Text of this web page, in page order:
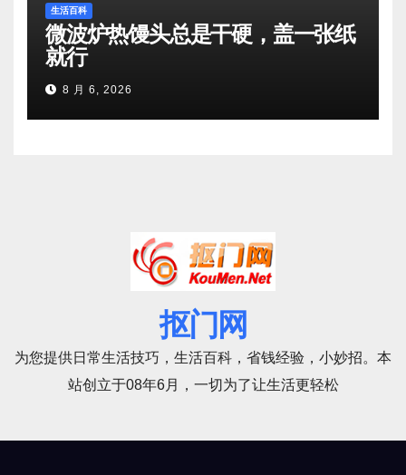
生活百科
微波炉热馒头总是干硬，盖一张纸
就行
8 月 6, 2026
抠门网
为您提供日常生活技巧，生活百科，省钱经验，小妙招。本
站创立于08年6月，一切为了让生活更轻松